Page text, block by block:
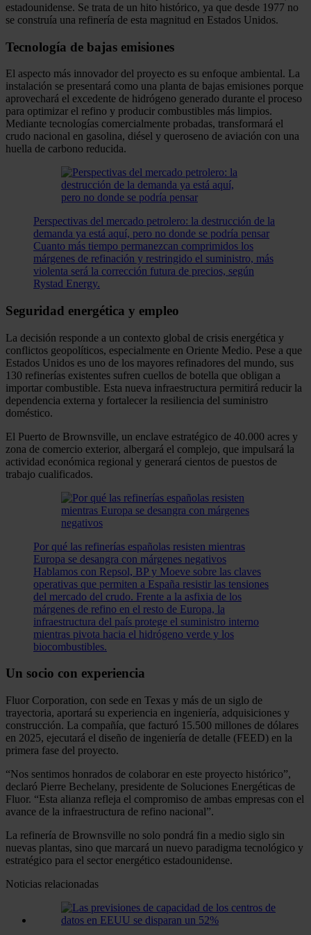
estadounidense. Se trata de un hito histórico, ya que desde 1977 no
se construía una refinería de esta magnitud en Estados Unidos.
Tecnología de bajas emisiones
El aspecto más innovador del proyecto es su enfoque ambiental. La
instalación se presentará como una planta de bajas emisiones porque
aprovechará el excedente de hidrógeno generado durante el proceso
para optimizar el refino y producir combustibles más limpios.
Mediante tecnologías comercialmente probadas, transformará el
crudo nacional en gasolina, diésel y queroseno de aviación con una
huella de carbono reducida.
Perspectivas del mercado petrolero: la destrucción de la
demanda ya está aquí, pero no donde se podría pensar
Cuanto más tiempo permanezcan comprimidos los
márgenes de refinación y restringido el suministro, más
violenta será la corrección futura de precios, según
Rystad Energy.
Seguridad energética y empleo
La decisión responde a un contexto global de crisis energética y
conflictos geopolíticos, especialmente en Oriente Medio. Pese a que
Estados Unidos es uno de los mayores refinadores del mundo, sus
130 refinerías existentes sufren cuellos de botella que obligan a
importar combustible. Esta nueva infraestructura permitirá reducir la
dependencia externa y fortalecer la resiliencia del suministro
doméstico.
El Puerto de Brownsville, un enclave estratégico de 40.000 acres y
zona de comercio exterior, albergará el complejo, que impulsará la
actividad económica regional y generará cientos de puestos de
trabajo cualificados.
Por qué las refinerías españolas resisten mientras
Europa se desangra con márgenes negativos
Hablamos con Repsol, BP y Moeve sobre las claves
operativas que permiten a España resistir las tensiones
del mercado del crudo. Frente a la asfixia de los
márgenes de refino en el resto de Europa, la
infraestructura del país protege el suministro interno
mientras pivota hacia el hidrógeno verde y los
biocombustibles.
Un socio con experiencia
Fluor Corporation, con sede en Texas y más de un siglo de
trayectoria, aportará su experiencia en ingeniería, adquisiciones y
construcción. La compañía, que facturó 15.500 millones de dólares
en 2025, ejecutará el diseño de ingeniería de detalle (FEED) en la
primera fase del proyecto.
“Nos sentimos honrados de colaborar en este proyecto histórico”,
declaró Pierre Bechelany, presidente de Soluciones Energéticas de
Fluor. “Esta alianza refleja el compromiso de ambas empresas con el
avance de la infraestructura de refino nacional”.
La refinería de Brownsville no solo pondrá fin a medio siglo sin
nuevas plantas, sino que marcará un nuevo paradigma tecnológico y
estratégico para el sector energético estadounidense.
Noticias relacionadas